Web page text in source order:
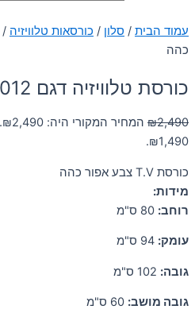
עמוד הבית / סלון / כורסאות טלוויזיה
כהה
כורסת טלוויזיה דגם 9012 אפור כהה
₪2,490 המחיר המקורי היה: ₪2,490.
₪1,490.
כורסת T.V צבע אפור כהה
מידות:
רוחב:
עומק:
גובה:
גובה מושב: